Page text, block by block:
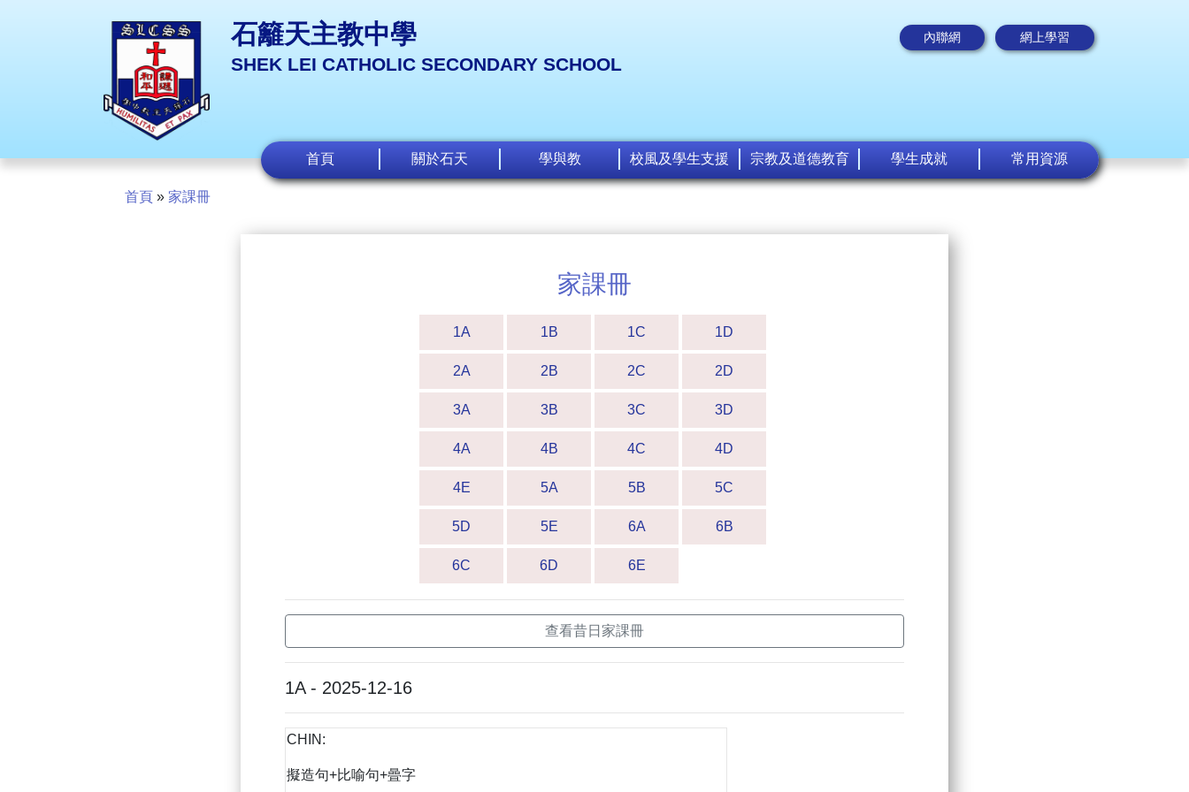
石籬天主教中學
SHEK LEI CATHOLIC SECONDARY SCHOOL
內聯網 網上學習
首頁 關於石天 學與教 校風及學生支援 宗教及道德教育 學生成就 常用資源
首頁 » 家課冊
家課冊
1A 1B 1C 1D
2A 2B 2C 2D
3A 3B 3C 3D
4A 4B 4C 4D
4E 5A 5B 5C
5D 5E 6A 6B
6C 6D 6E
查看昔日家課冊
1A - 2025-12-16
CHIN:
擬造句+比喻句+曡字